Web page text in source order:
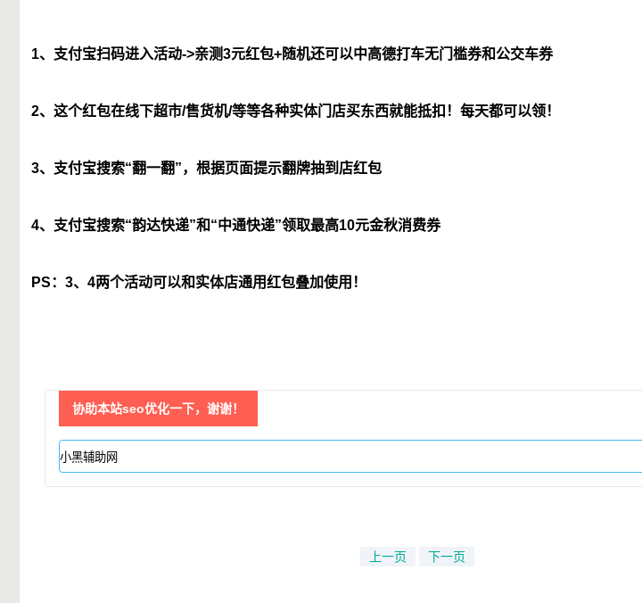
1、支付宝扫码进入活动->亲测3元红包+随机还可以中高德打车无门槛券和公交车券
2、这个红包在线下超市/售货机/等等各种实体门店买东西就能抵扣！每天都可以领！
3、支付宝搜索“翻一翻”，根据页面提示翻牌抽到店红包
4、支付宝搜索“韵达快递”和“中通快递”领取最高10元金秋消费券
PS：3、4两个活动可以和实体店通用红包叠加使用！
协助本站seo优化一下，谢谢！
上一页 下一页